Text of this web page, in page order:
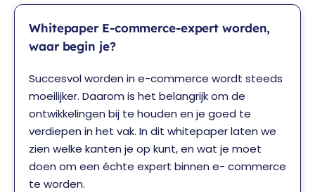
Whitepaper E-commerce-expert worden,
waar begin je?
Succesvol worden in e-commerce wordt steeds
moeilijker. Daarom is het belangrijk om de
ontwikkelingen bij te houden en je goed te
verdiepen in het vak. In dit whitepaper laten we
zien welke kanten je op kunt, en wat je moet
doen om een échte expert binnen e- commerce
te worden.